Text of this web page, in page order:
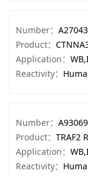
Number： A27043
Product：
Application：
Reactivity：
Number： A93069
Product： TRAF2
Application：
Reactivity：